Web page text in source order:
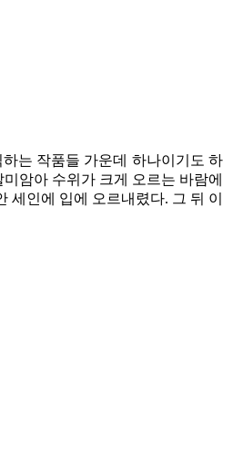
는 작품들 가운데 하나이기도 하
암아 수위가 크게 오르는 바람에
인에 입에 오르내렸다. 그 뒤 이